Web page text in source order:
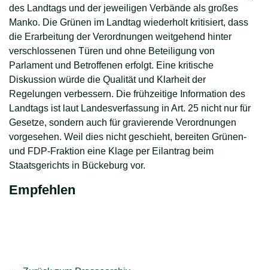
des Landtags und der jeweiligen Verbände als großes
Manko. Die Grünen im Landtag wiederholt kritisiert, dass
die Erarbeitung der Verordnungen weitgehend hinter
verschlossenen Türen und ohne Beteiligung von
Parlament und Betroffenen erfolgt. Eine kritische
Diskussion würde die Qualität und Klarheit der
Regelungen verbessern. Die frühzeitige Information des
Landtags ist laut Landesverfassung in Art. 25 nicht nur für
Gesetze, sondern auch für gravierende Verordnungen
vorgesehen. Weil dies nicht geschieht, bereiten Grünen-
und FDP-Fraktion eine Klage per Eilantrag beim
Staatsgerichts in Bückeburg vor.
Empfehlen